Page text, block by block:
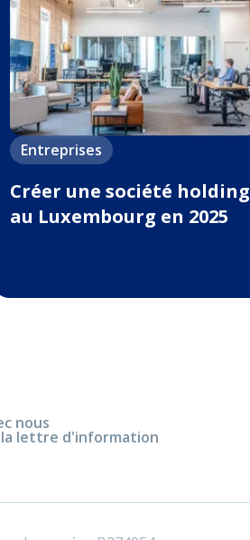
Entreprises
Créer une société holding
au Luxembourg en 2025
nous
la lettre d'information